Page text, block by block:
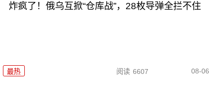
炸疯了！俄乌互掀“仓库战”，28枚导弹全拦不住
最热 阅读 6607 08-06